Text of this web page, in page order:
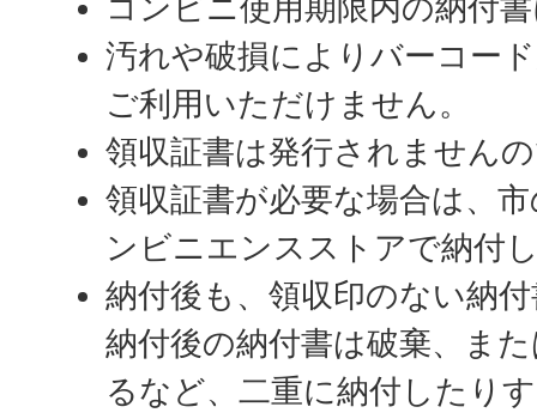
コンビニ使用期限内の納付
汚れや破損によりバーコー
ご利用いただけません。
領収証書は発行されません
領収証書が必要な場合は、
ンビニエンスストアで納付
納付後も、領収印のない納
納付後の納付書は破棄、ま
るなど、二重に納付したり